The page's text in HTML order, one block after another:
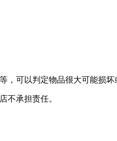
可以判定物品很大可能损
不承担责任。